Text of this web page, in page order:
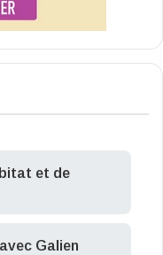
et de
Galien